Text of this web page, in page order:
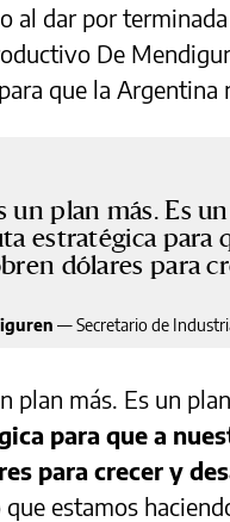
al dar por
De
que la Argentina
un plan más. Es
estratégica para
dólares para
—Secretario de
plan más. Es un
para que a
para crecer y
estamos